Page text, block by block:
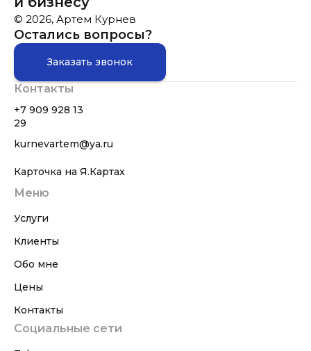
© 2026, Артем Курнев
Остались вопросы?
Заказать звонок
Контакты
+7 909 928 13
29
kurnevartem@ya.ru
Карточка на Я.Картах
Меню
Услуги
Клиенты
Обо мне
Цены
Контакты
Социальные сети